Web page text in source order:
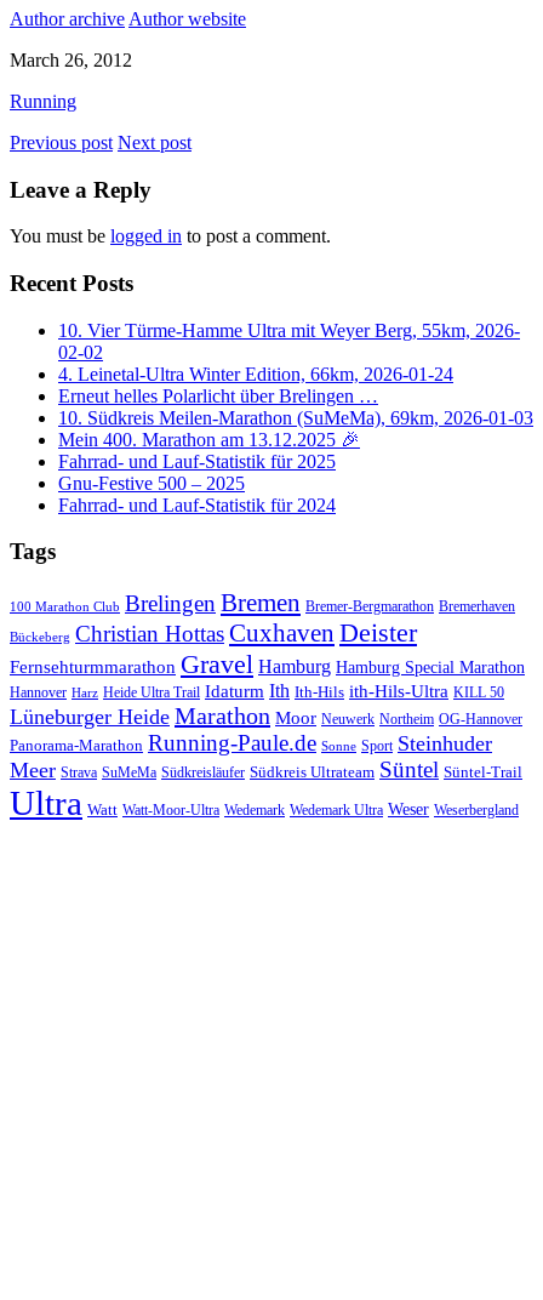
Author archive Author website
March 26, 2012
Running
Previous post Next post
Leave a Reply
You must be logged in to post a comment.
Recent Posts
10. Vier Türme-Hamme Ultra mit Weyer Berg, 55km, 2026-
02-02
4. Leinetal-Ultra Winter Edition, 66km, 2026-01-24
Erneut helles Polarlicht über Brelingen …
10. Südkreis Meilen-Marathon (SuMeMa), 69km, 2026-01-03
Mein 400. Marathon am 13.12.2025 🎉
Fahrrad- und Lauf-Statistik für 2025
Gnu-Festive 500 – 2025
Fahrrad- und Lauf-Statistik für 2024
Tags
100 Marathon Club Brelingen Bremen Bremer-Bergmarathon Bremerhaven
Bückeberg Christian HottasCuxhaven Deister
Fernsehturmmarathon Gravel Hamburg Hamburg Special Marathon
Hannover Harz Heide Ultra Trail Idaturm Ith Ith-Hils ith-Hils-Ultra KILL 50
Lüneburger Heide Marathon Moor Neuwerk Northeim OG-Hannover
Panorama-Marathon Running-Paule.de Sonne Sport Steinhuder
Meer Strava SuMeMa Südkreisläufer Südkreis Ultrateam Süntel Süntel-Trail
Ultra Watt Watt-Moor-Ultra Wedemark Wedemark Ultra Weser Weserbergland